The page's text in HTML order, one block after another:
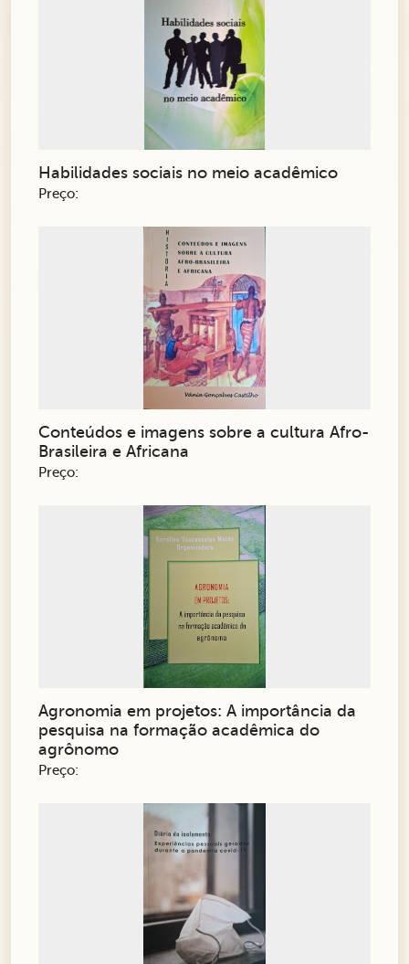
Habilidades sociais no meio acadêmico
Preço:
Conteúdos e imagens sobre a cultura Afro-
Brasileira e Africana
Preço:
Agronomia em projetos: A importância da
pesquisa na formação acadêmica do
agrônomo
Preço: